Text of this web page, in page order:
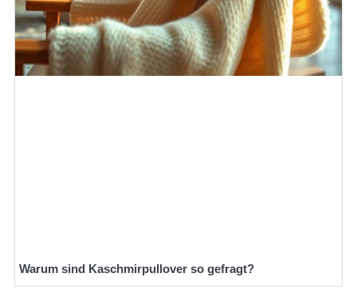
Warum sind Kaschmirpullover so gefragt?